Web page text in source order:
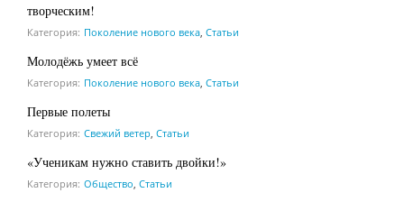
творческим!
Категория: Поколение нового века Статьи
Молодёжь умеет всё
Категория: Поколение нового века Статьи
Первые полеты
Категория: Свежий ветер Статьи
«Ученикам нужно ставить двойки!»
Категория: Общество Статьи